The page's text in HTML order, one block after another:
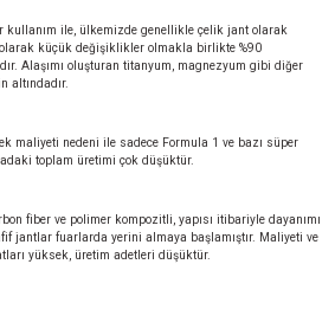
kullanım ile, ülkemizde genellikle çelik jant olarak
olarak küçük değişiklikler olmakla birlikte %90
Alaşımı oluşturan titanyum, magnezyum gibi diğer
altındadır.
maliyeti nedeni ile sadece Formula 1 ve bazı süper
toplam üretimi çok düşüktür.
fiber ve polimer kompozitli, yapısı itibariyle dayanımı
jantlar fuarlarda yerini almaya başlamıştır. Maliyeti ve
yüksek, üretim adetleri düşüktür.